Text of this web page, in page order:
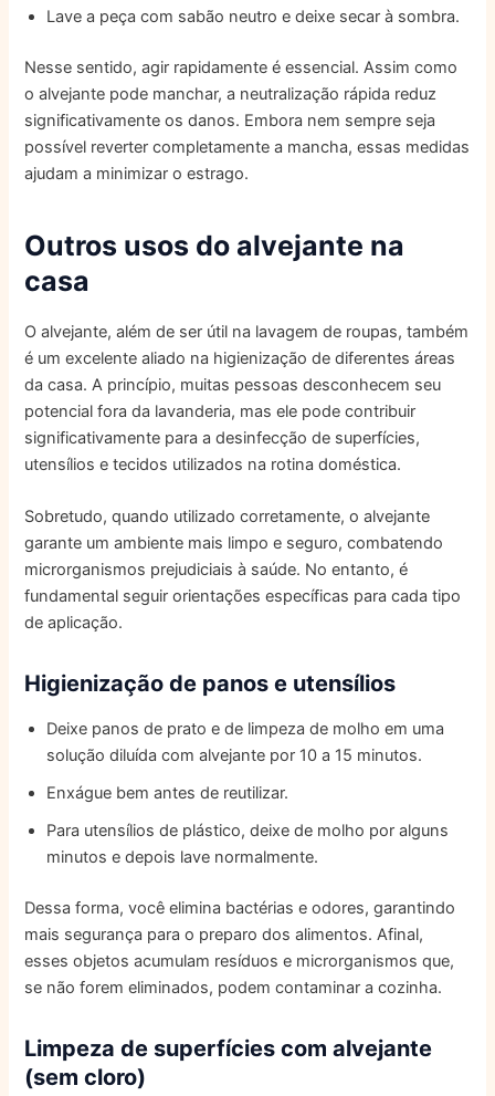
Lave a peça com sabão neutro e deixe secar à sombra.
Nesse sentido, agir rapidamente é essencial. Assim como
o alvejante pode manchar, a neutralização rápida reduz
significativamente os danos. Embora nem sempre seja
possível reverter completamente a mancha, essas medidas
ajudam a minimizar o estrago.
Outros usos do alvejante na
casa
O alvejante, além de ser útil na lavagem de roupas, também
é um excelente aliado na higienização de diferentes áreas
da casa. A princípio, muitas pessoas desconhecem seu
potencial fora da lavanderia, mas ele pode contribuir
significativamente para a desinfecção de superfícies,
utensílios e tecidos utilizados na rotina doméstica.
Sobretudo, quando utilizado corretamente, o alvejante
garante um ambiente mais limpo e seguro, combatendo
microrganismos prejudiciais à saúde. No entanto, é
fundamental seguir orientações específicas para cada tipo
de aplicação.
Higienização de panos e utensílios
Deixe panos de prato e de limpeza de molho em uma
solução diluída com alvejante por 10 a 15 minutos.
Enxágue bem antes de reutilizar.
Para utensílios de plástico, deixe de molho por alguns
minutos e depois lave normalmente.
Dessa forma, você elimina bactérias e odores, garantindo
mais segurança para o preparo dos alimentos. Afinal,
esses objetos acumulam resíduos e microrganismos que,
se não forem eliminados, podem contaminar a cozinha.
Limpeza de superfícies com alvejante
(sem cloro)